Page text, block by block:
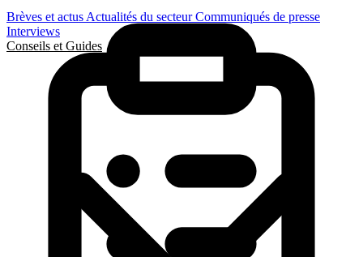
Brèves et actus Actualités du secteurCommuniqués de presse
Interviews
Conseils et Guides